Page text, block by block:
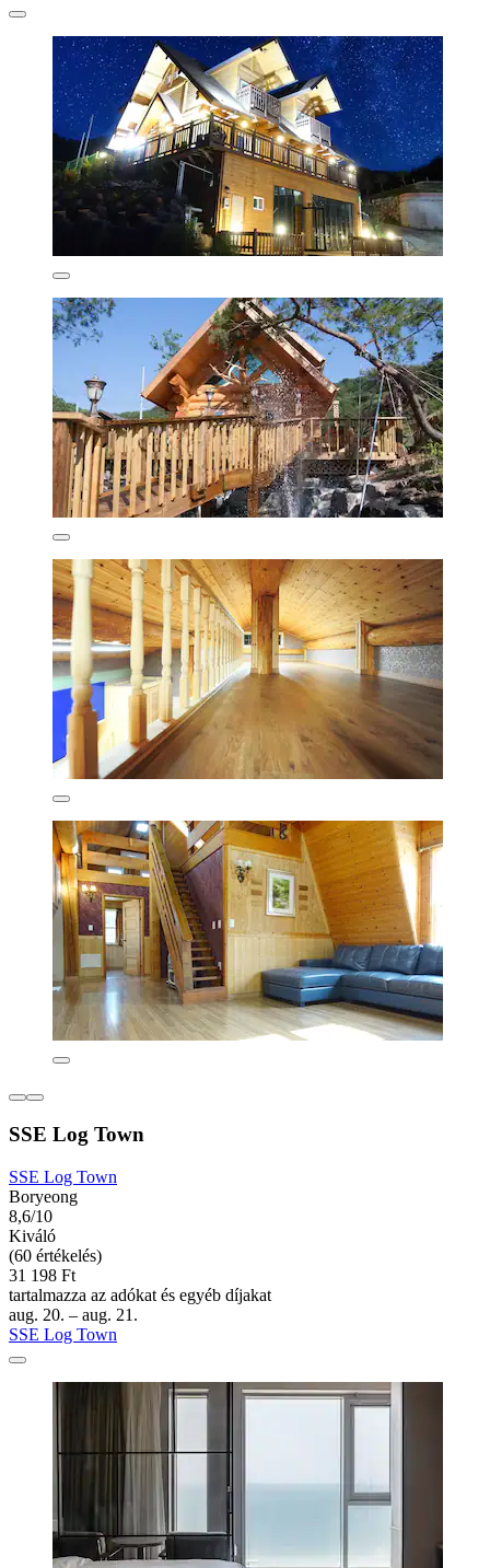
SSE Log Town
SSE Log Town
Boryeong
8,6/10
Kiváló
(60 értékelés)
31 198 Ft
tartalmazza az adókat és egyéb díjakat
aug. 20. – aug. 21.
SSE Log Town